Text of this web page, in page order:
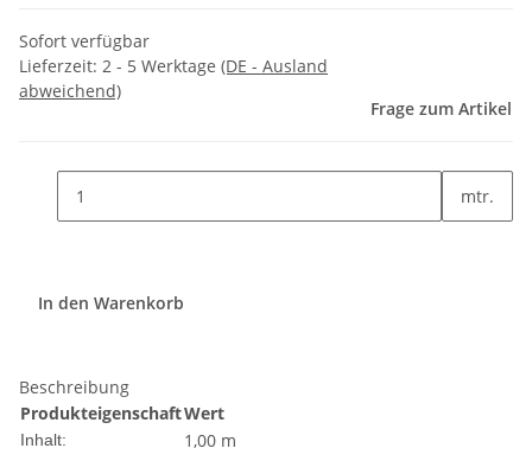
Sofort verfügbar
Lieferzeit: 2 - 5 Werktage (DE - Ausland
abweichend)
Frage zum Artikel
mtr.
In den Warenkorb
Beschreibung
ProdukteigenschaftWert
Inhalt: 1,00 m